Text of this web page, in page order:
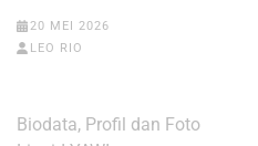
20 MEI 2026
LEO RIO
Navigasi
Biodata, Profil dan Foto